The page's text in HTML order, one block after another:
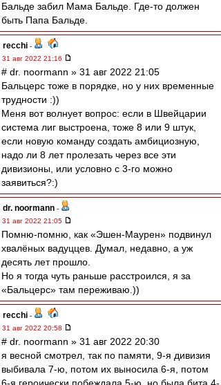
Бальде забил Мама Бальде. Где-то должен
быть Папа Бальде.
recchi -
31 авг 2022 21:16
# dr. noormann » 31 авг 2022 21:05
Бальцерс тоже в порядке, но у них временные
трудности :))
Меня вот волнует вопрос: если в Швейцарии
система лиг выстроена, тоже 8 или 9 штук,
если новую команду создать амбициозную,
надо ли 8 лет пролезать через все эти
дивизионы, или условно с 3-го можно
заявиться?:)
dr. noormann -
31 авг 2022 21:05
Помню-помню, как «Эшен-Маурен» подвинул
хвалёных вадуццев. Думал, недавно, а уж
десять лет прошло.
Но я тогда чуть раньше расстроился, я за
«Бальцерс» там переживаю.))
recchi -
31 авг 2022 20:58
# dr. noormann » 31 авг 2022 20:30
я весной смотрел, так по памяти, 9-я дивизия
выбивала 7-ю, потом их выносила 6-я, потом